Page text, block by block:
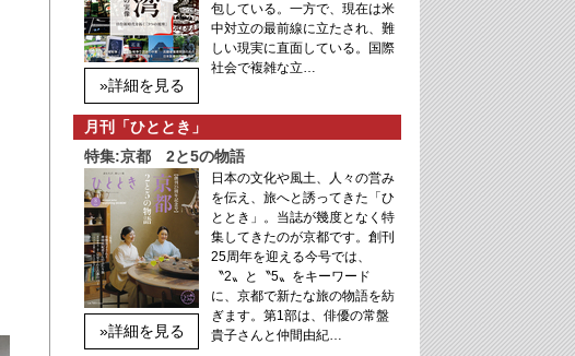
»詳細を見る
包している。一方で、現在は米
中対立の最前線に立たされ、難
しい現実に直面している。国際
社会で複雑な立…
月刊「ひととき」
特集:京都 2と5の物語
»詳細を見る
日本の文化や風土、人々の営み
を伝え、旅へと誘ってきた「ひ
ととき」。当誌が幾度となく特
集してきたのが京都です。創刊
25周年を迎える今号では、
〝2〟と〝5〟をキーワード
に、京都で新たな旅の物語を紡
ぎます。第1部は、俳優の常盤
貴子さんと仲間由紀…